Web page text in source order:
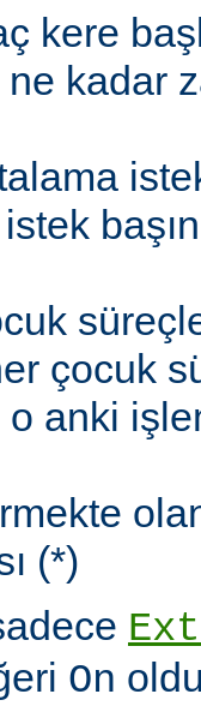
kere
ne kadar
istek
çocuk
o anki
(*)
On